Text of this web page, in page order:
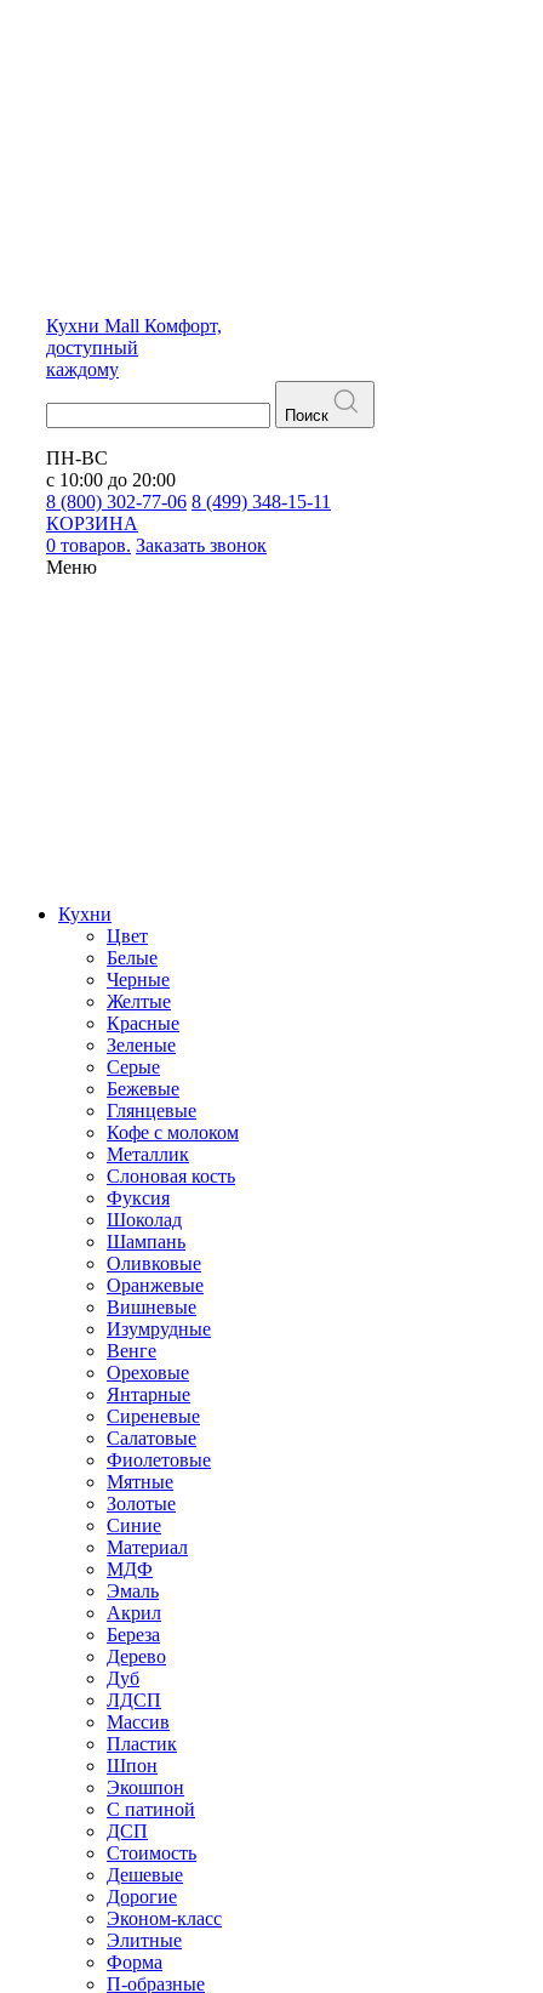
Кухни Mall Комфорт,
доступный
каждому
Поиск
ПН-ВС
с 10:00 до 20:00
8 (800) 302-77-06 8 (499) 348-15-11
КОРЗИНА
0 товаров. Заказать звонок
Меню
Кухни
Цвет
Белые
Черные
Желтые
Красные
Зеленые
Серые
Бежевые
Глянцевые
Кофе с молоком
Металлик
Слоновая кость
Фуксия
Шоколад
Шампань
Оливковые
Оранжевые
Вишневые
Изумрудные
Венге
Ореховые
Янтарные
Сиреневые
Салатовые
Фиолетовые
Мятные
Золотые
Синие
Материал
МДФ
Эмаль
Акрил
Береза
Дерево
Дуб
ЛДСП
Массив
Пластик
Шпон
Экошпон
С патиной
ДСП
Стоимость
Дешевые
Дорогие
Эконом-класс
Элитные
Форма
П-образные